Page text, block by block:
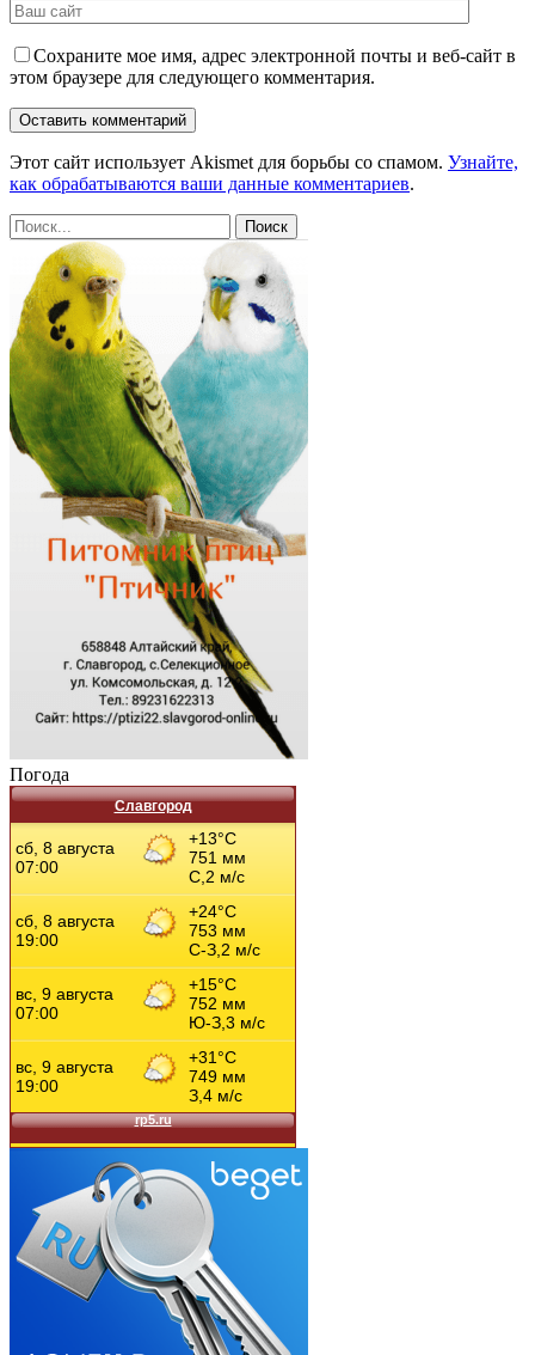
Сохраните мое имя, адрес электронной почты и веб-сайт в
этом браузере для следующего комментария.
Этот сайт использует Akismet для борьбы со спамом. Узнайте,
как обрабатываются ваши данные комментариев.
Погода
Славгород